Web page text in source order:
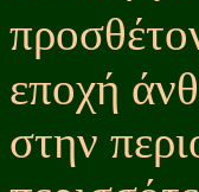
εποχή
στην